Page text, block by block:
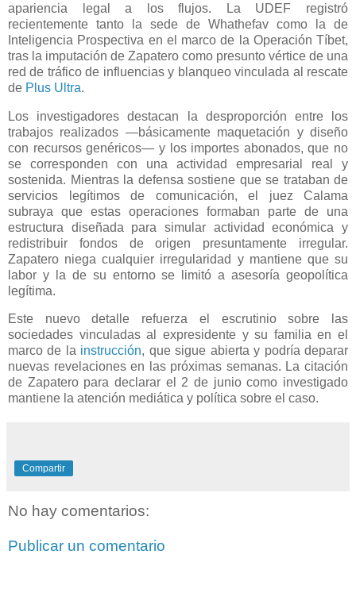
apariencia legal a los flujos. La UDEF registró
recientemente tanto la sede de Whathefav como la de
Inteligencia Prospectiva en el marco de la Operación Tíbet,
tras la imputación de Zapatero como presunto vértice de una
red de tráfico de influencias y blanqueo vinculada al rescate
de Plus Ultra.
Los investigadores destacan la desproporción entre los
trabajos realizados —básicamente maquetación y diseño
con recursos genéricos— y los importes abonados, que no
se corresponden con una actividad empresarial real y
sostenida. Mientras la defensa sostiene que se trataban de
servicios legítimos de comunicación, el juez Calama
subraya que estas operaciones formaban parte de una
estructura diseñada para simular actividad económica y
redistribuir fondos de origen presuntamente irregular.
Zapatero niega cualquier irregularidad y mantiene que su
labor y la de su entorno se limitó a asesoría geopolítica
legítima.
Este nuevo detalle refuerza el escrutinio sobre las
sociedades vinculadas al expresidente y su familia en el
marco de la instrucción, que sigue abierta y podría deparar
nuevas revelaciones en las próximas semanas. La citación
de Zapatero para declarar el 2 de junio como investigado
mantiene la atención mediática y política sobre el caso.
Compartir
No hay comentarios:
Publicar un comentario